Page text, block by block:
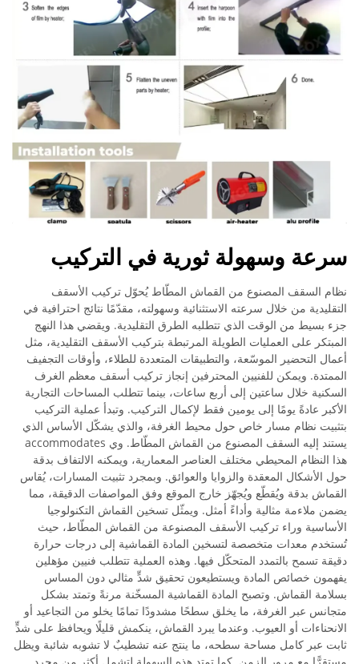
سرعة وسهولة ثورية في التركيب
نظام السقف المصنوع من القماش المطّاط يُحوّل تركيب الأسقف
التقليدية من خلال سرعته الاستثنائية وسهولته، مقدّمًا نتائج احترافية في
جزء بسيط من الوقت الذي تتطلبه الطرق التقليدية. ويقضي هذا النهج
المبتكر على العمليات الطويلة المرتبطة بتركيب الأسقف التقليدية، مثل
أعمال التحضير الموسّعة، والتطبيقات المتعددة للطلاء، وأوقات التجفيف
الممتدة. ويمكن للفنيين المحترفين إنجاز تركيب أسقف معظم الغرف
السكنية خلال ساعتين إلى أربع ساعات، بينما تتطلب المساحات التجارية
الأكبر عادةً يومًا إلى يومين فقط لإكمال التركيب. وتبدأ عملية التركيب
بتثبيت نظام مسار خاص حول محيط الغرفة، والذي يشكّل الأساس الذي
يستند إليه السقف المصنوع من القماش المطّاط. وي accommodates
هذا النظام المحيطي مختلف العناصر المعمارية، ويمكنه الالتفاف بدقة
حول الأشكال المعقدة والزوايا والعوائق. وبمجرد تثبيت المسارات، يُقاس
القماش بدقة ويُقطّع ويُجهّز خارج الموقع وفق المواصفات الدقيقة، مما
يضمن ملاءمة مثالية وأداءً أمثل. ويمثّل تسخين القماش التكنولوجيا
الأساسية وراء تركيب الأسقف المصنوعة من القماش المطّاط، حيث
تُستخدم معدات متخصصة لتسخين المادة القماشية إلى درجات حرارة
دقيقة تسمح بالتمدد المتحكّل فيها. وهذه العملية تتطلب فنيين مؤهلين
يفهمون خصائص المادة ويستطيعون تحقيق شدٍّ مثالي دون المساس
بسلامة القماش. وتصبح المادة القماشية المسخّنة مرنةً وتمتد بشكل
متجانس عبر الغرفة، ما يخلق سطحًا مشدودًا تمامًا يخلو من التجاعيد أو
الانحناءات أو العيوب. وعندما يبرد القماش، ينكمش قليلًا ويحافظ على شدٍّ
ثابت عبر كامل مساحة سطحه، ما ينتج عنه تشطيبٌ لا تشوبه شائبة ويظل
مستقرًّا مع مرور الزمن. كما تمتد هذه السهولة لتشمل أكثر من مجرد